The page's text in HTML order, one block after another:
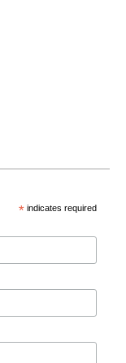
* indicates required